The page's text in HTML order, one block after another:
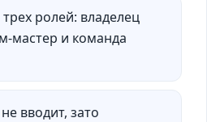
трех ролей: владелец
мастер и команда
вводит, зато